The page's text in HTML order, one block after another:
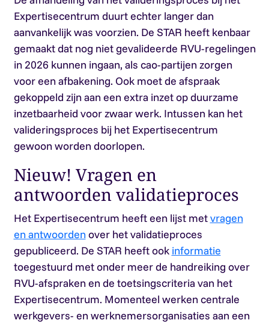
Expertisecentrum duurt echter langer dan
aanvankelijk was voorzien. De STAR heeft kenbaar
gemaakt dat nog niet gevalideerde RVU-regelingen
in 2026 kunnen ingaan, als cao-partijen zorgen
voor een afbakening. Ook moet de afspraak
gekoppeld zijn aan een extra inzet op duurzame
inzetbaarheid voor zwaar werk. Intussen kan het
valideringsproces bij het Expertisecentrum
gewoon worden doorlopen.
Nieuw! Vragen en
antwoorden validatieproces
Het Expertisecentrum heeft een lijst metvragen
en antwoordenover het validatieproces
gepubliceerd. De STAR heeft ook informatie
toegestuurd met onder meer de handreiking over
RVU-afspraken en de toetsingscriteria van het
Expertisecentrum. Momenteel werken centrale
werkgevers- en werknemersorganisaties aan een